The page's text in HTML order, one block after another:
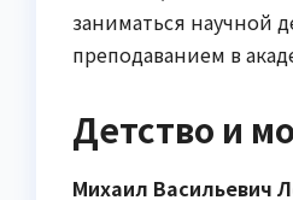
заниматься научной
преподаванием в
Детство и
Михаил Васильевич